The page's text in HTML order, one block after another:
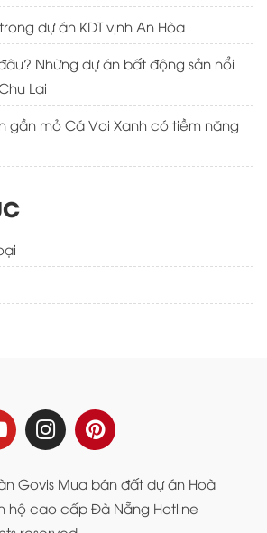
dự án KDT vịnh An Hòa
Những dự án bất động sản nổi
Lai
gần mỏ Cá Voi Xanh có tiềm năng
Govis Mua bán đất dự án Hoà
hộ cao cấp Đà Nẵng Hotline